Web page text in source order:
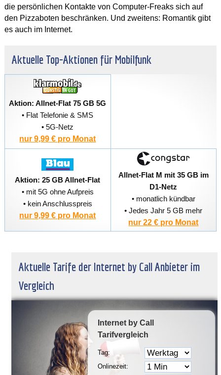
die persönlichen Kontakte von Computer-Freaks sich auf
den Pizzaboten beschränken. Und zweitens: Romantik gibt
es auch im Internet.
Aktuelle Top-Aktionen für Mobilfunk
Aktion: Allnet-Flat 75 GB 5G
• Flat Telefonie & SMS
• 5G-Netz
nur 9,99 € pro Monat
Aktion: 25 GB Allnet-Flat
• mit 5G ohne Aufpreis
• kein Anschlusspreis
nur 9,99 € pro Monat
Allnet-Flat M mit 35 GB im
D1-Netz
• monatlich kündbar
• Jedes Jahr 5 GB mehr
nur 22 € pro Monat
Aktuelle Tarife der Internet by Call Anbieter im
Vergleich
Internet by Call
Tarifvergleich
Tag:
Onlinezeit: